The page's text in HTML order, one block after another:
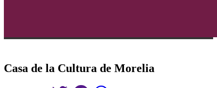
Casa de la Cultura de Morelia